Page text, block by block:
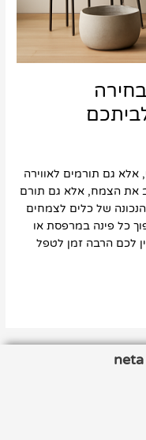
אלא גם תורמים לאווירה
את הצמח, אלא גם תורם
של כלים לצמחים
כל פינה במרפסת או
לכם הרבה זמן לטפל